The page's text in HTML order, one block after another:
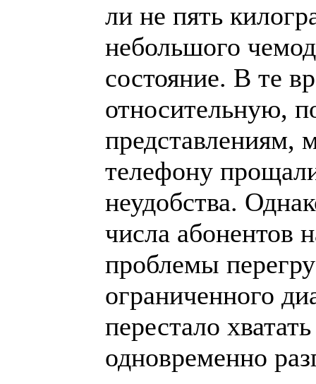
ли не пять
небольшого
состояние. В те
относительную,
представлениям,
телефону
неудобства.
числа абонентов
проблемы
ограниченного
перестало
одновременно